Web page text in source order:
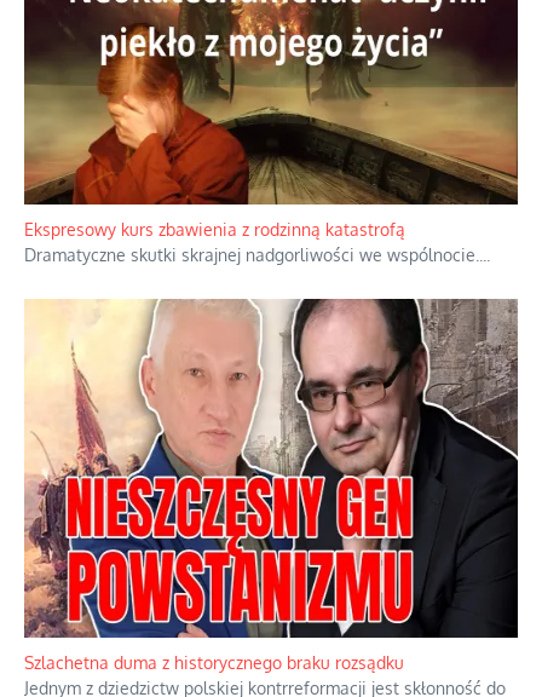
Niewygodne kulisy alpejskiego objawienia
Watykan woli skupiać się na łagodnym wizerunku Maryi,
ukrywając przed światem pełną i bardziej surową treść jej
orędzia....
Ekspresowy kurs zbawienia z rodzinną katastrofą
Dramatyczne skutki skrajnej nadgorliwości we wspólnocie.